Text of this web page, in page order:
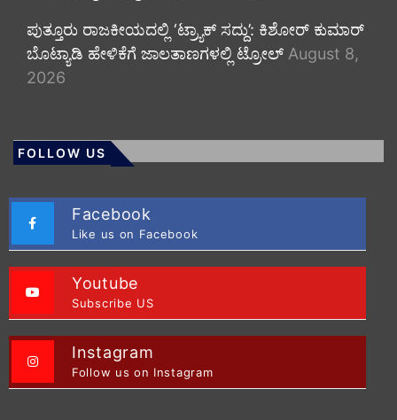
ಪುತ್ತೂರು ರಾಜಕೀಯದಲ್ಲಿ ‘ಟ್ರ್ಯಾಕ್ ಸದ್ದು’: ಕಿಶೋರ್ ಕುಮಾರ್
ಬೊಟ್ಯಾಡಿ ಹೇಳಿಕೆಗೆ ಜಾಲತಾಣಗಳಲ್ಲಿ ಟ್ರೋಲ್ August 8,
2026
FOLLOW US
Facebook
Like us on Facebook
Youtube
Subscribe US
Instagram
Follow us on Instagram